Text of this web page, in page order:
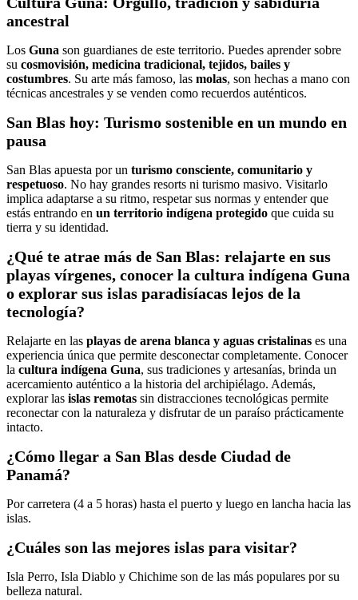
ancestral
Los Guna son guardianes de este territorio. Puedes aprender sobre
su cosmovisión, medicina tradicional, tejidos, bailes y
costumbres. Su arte más famoso, las molas, son hechas a mano con
técnicas ancestrales y se venden como recuerdos auténticos.
San Blas hoy: Turismo sostenible en un mundo en
pausa
San Blas apuesta por un turismo consciente, comunitario y
respetuoso. No hay grandes resorts ni turismo masivo. Visitarlo
implica adaptarse a su ritmo, respetar sus normas y entender que
estás entrando en un territorio indígena protegido que cuida su
tierra y su identidad.
¿Qué te atrae más de San Blas: relajarte en sus
playas vírgenes, conocer la cultura indígena Guna
o explorar sus islas paradisíacas lejos de la
tecnología?
Relajarte en las playas de arena blanca y aguas cristalinas es una
experiencia única que permite desconectar completamente. Conocer
la cultura indígena Guna, sus tradiciones y artesanías, brinda un
acercamiento auténtico a la historia del archipiélago. Además,
explorar las islas remotas sin distracciones tecnológicas permite
reconectar con la naturaleza y disfrutar de un paraíso prácticamente
intacto.
¿Cómo llegar a San Blas desde Ciudad de
Panamá?
Por carretera (4 a 5 horas) hasta el puerto y luego en lancha hacia las
islas.
¿Cuáles son las mejores islas para visitar?
Isla Perro, Isla Diablo y Chichime son de las más populares por su
belleza natural.